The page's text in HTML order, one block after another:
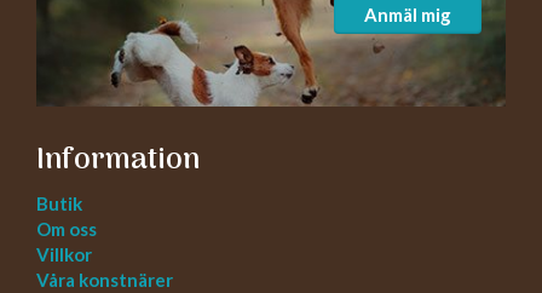
Anmäl mig
Information
Butik
Om oss
Villkor
Våra konstnärer